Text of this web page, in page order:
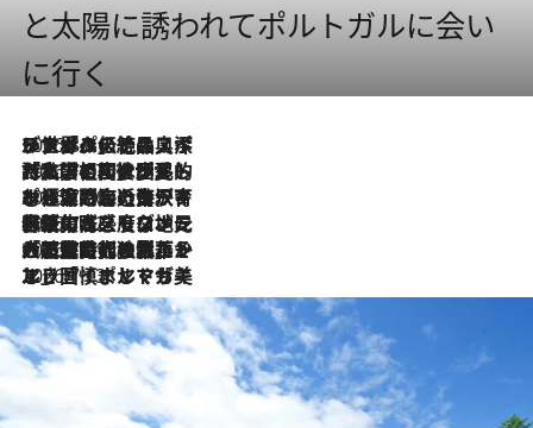
と太陽に誘われてポルトガルに会い
に行く
2026.8.8
リスボンの絶品スイーツ「パステル・デ・ナタ」とは？ポルトガル伝統の奥深い世界へ
2026.7.27
「私の祖国はポルトガル語です」国民的詩人フェルナンド・ペソアと、彼が愛した文学の街を歩く
2026.7.26
ポルトガル近海が育む極上の海の幸。キリリと冷えた白ワインと愉しむ、シーフード専門店の贅沢
2026.7.22
伝統の味をモダンに昇華。高感度な地元客が集う、リスボンの最旬ガストロノミー
2026.7.21
大航海時代の栄華から、震災、独裁、そして革命へ。ポルトガル・首都リスボンの石畳に刻まれた「歴史の光と影」
2026.7.13
エッセイ・ヤマザキマリ「慎ましくも美しき国 ポルトガル」